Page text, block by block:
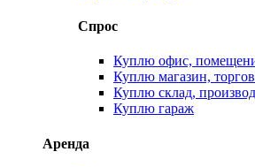
Спрос
Куплю офис,
Куплю магазин,
Куплю склад,
Куплю гараж
Аренда